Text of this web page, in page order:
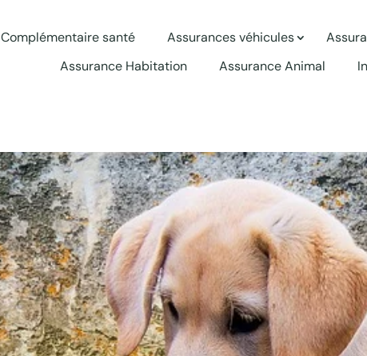
Complémentaire santé Assurances véhicules
Assurance Habitation
Assurance Animal